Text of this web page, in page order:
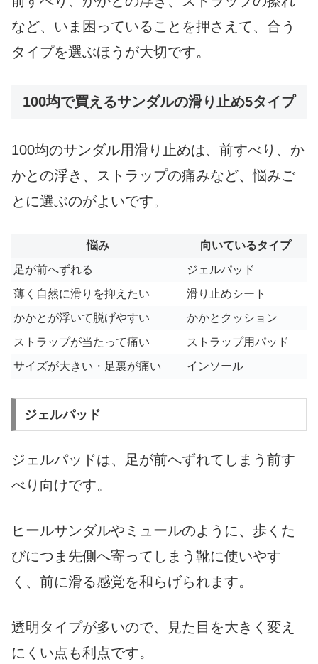
など、いま困っていることを押さえて、合う
タイプを選ぶほうが大切です。
100均で買えるサンダルの滑り止め5タイプ
100均のサンダル用滑り止めは、前すべり、か
かとの浮き、ストラップの痛みなど、悩みご
とに選ぶのがよいです。
悩み
向いているタイプ
足が前へずれる
ジェルパッド
薄く自然に滑りを抑えたい
滑り止めシート
かかとが浮いて脱げやすい
かかとクッション
ストラップが当たって痛い
ストラップ用パッド
サイズが大きい・足裏が痛い
インソール
ジェルパッド
ジェルパッドは、足が前へずれてしまう前す
べり向けです。
ヒールサンダルやミュールのように、歩くた
びにつま先側へ寄ってしまう靴に使いやす
く、前に滑る感覚を和らげられます。
透明タイプが多いので、見た目を大きく変え
にくい点も利点です。